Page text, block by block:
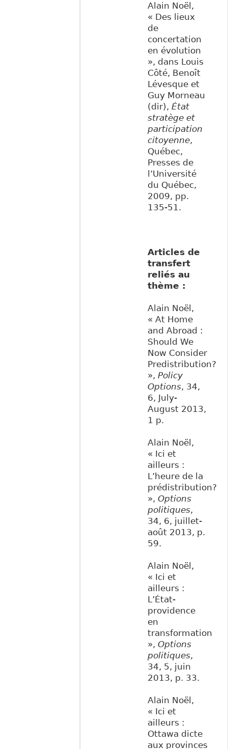
Alain Noël,
« Des lieux
de
concertation
en évolution
», dans Louis
Côté, Benoît
Lévesque et
Guy Morneau
(dir),État
stratège et
participation
citoyenne,
Québec,
Presses de
l’Université
du Québec,
2009, pp.
135-51.
Articles de
transfert
reliés au
thème :
Alain Noël,
« At Home
and Abroad :
Should We
Now Consider
Predistribution?
»,Policy
Options, 34,
6, July-
August 2013,
1 p.
Alain Noël,
« Ici et
ailleurs :
L’heure de la
prédistribution?
»,Options
politiques,
34, 6, juillet-
août 2013, p.
59.
Alain Noël,
« Ici et
ailleurs :
L’État-
providence
en
transformation
»,Options
politiques,
34, 5, juin
2013, p. 33.
Alain Noël,
« Ici et
ailleurs :
Ottawa dicte
aux provinces